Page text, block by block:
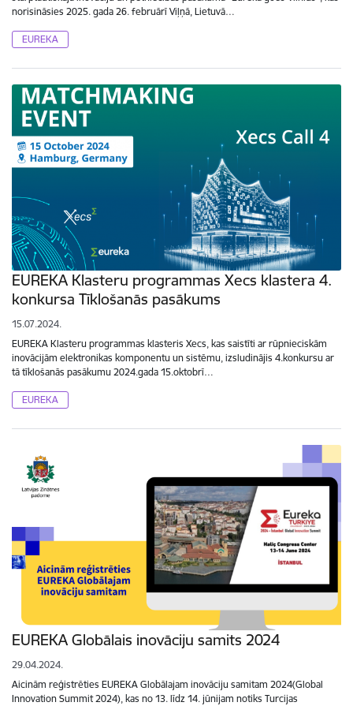
norisināsies 2025. gada 26. februārī Viļņā, Lietuvā…
EUREKA
EUREKA Klasteru programmas Xecs klastera 4.
konkursa Tīklošanās pasākums
15.07.2024.
EUREKA Klasteru programmas klasteris Xecs, kas saistīti ar rūpnieciskām
inovācijām elektronikas komponentu un sistēmu, izsludinājis 4.konkursu ar
tā tīklošanās pasākumu 2024.gada 15.oktobrī…
EUREKA
EUREKA Globālais inovāciju samits 2024
29.04.2024.
Aicinām reģistrēties EUREKA Globālajam inovāciju samitam 2024(Global
Innovation Summit 2024), kas no 13. līdz 14. jūnijam notiks Turcijas